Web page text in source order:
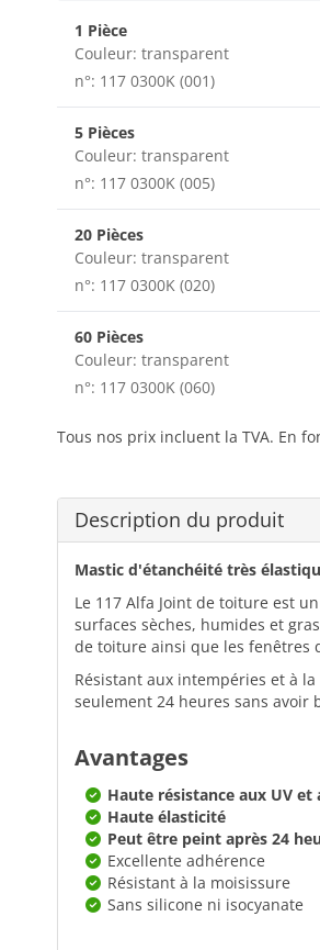
1 Pièce
Couleur: transparent
n°: 117 0300K (001)
5 Pièces
Couleur: transparent
n°: 117 0300K (005)
20 Pièces
Couleur: transparent
n°: 117 0300K (020)
60 Pièces
Couleur: transparent
n°: 117 0300K (060)
Tous nos prix incluent la TVA. En
Description du produit
Mastic d'étanchéité très
Le 117 Alfa Joint de toiture est
surfaces sèches, humides et
de toiture ainsi que les fenêtres
Résistant aux intempéries et à
seulement 24 heures sans avoir
Avantages
Haute résistance aux UV
Haute élasticité
Peut être peint après 24
Excellente adhérence
Résistant à la moisissure
Sans silicone ni isocyanate